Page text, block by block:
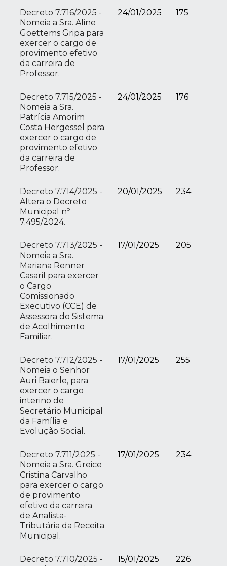
Decreto 7.716/2025 -
Nomeia a Sra. Aline
Goettems Gripa para
exercer o cargo de
provimento efetivo
da carreira de
Professor.
24/01/2025 175
Decreto 7.715/2025 -
Nomeia a Sra.
Patrícia Amorim
Costa Hergessel para
exercer o cargo de
provimento efetivo
da carreira de
Professor.
24/01/2025 176
Decreto 7.714/2025 -
Altera o Decreto
Municipal nº
7.495/2024.
20/01/2025 234
Decreto 7.713/2025 -
Nomeia a Sra.
Mariana Renner
Casaril para exercer
o Cargo
Comissionado
Executivo (CCE) de
Assessora do Sistema
de Acolhimento
Familiar.
17/01/2025 205
Decreto 7.712/2025 -
Nomeia o Senhor
Auri Baierle, para
exercer o cargo
interino de
Secretário Municipal
da Família e
Evolução Social.
17/01/2025 255
Decreto 7.711/2025 -
Nomeia a Sra. Greice
Cristina Carvalho
para exercer o cargo
de provimento
efetivo da carreira
de Analista-
Tributária da Receita
Municipal.
17/01/2025 234
Decreto 7.710/2025 -
15/01/2025 226